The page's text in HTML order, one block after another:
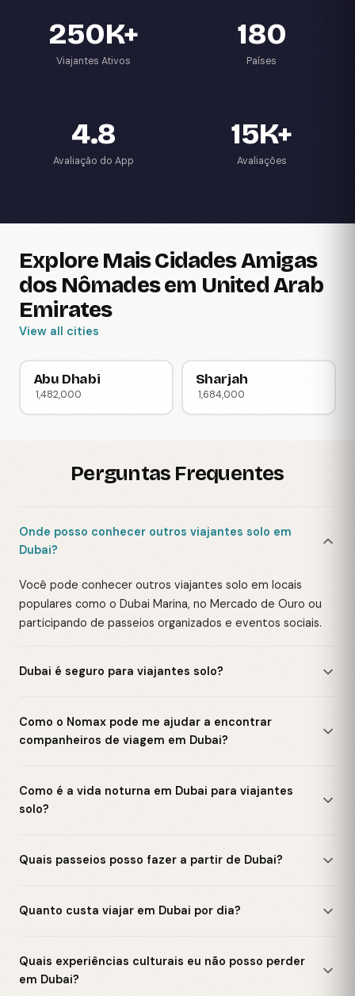
250K+
Viajantes Ativos
180
Países
4.8
Avaliação do App
15K+
Avaliações
Explore Mais Cidades Amigas
dos Nômades em United Arab
Emirates
View all cities
Abu Dhabi
1,482,000
Sharjah
1,684,000
Perguntas Frequentes
Onde posso conhecer outros viajantes solo em
Dubai?
Você pode conhecer outros viajantes solo em locais
populares como o Dubai Marina, no Mercado de Ouro ou
participando de passeios organizados e eventos sociais.
Dubai é seguro para viajantes solo?
Como o Nomax pode me ajudar a encontrar
companheiros de viagem em Dubai?
Como é a vida noturna em Dubai para viajantes
solo?
Quais passeios posso fazer a partir de Dubai?
Quanto custa viajar em Dubai por dia?
Quais experiências culturais eu não posso perder
em Dubai?